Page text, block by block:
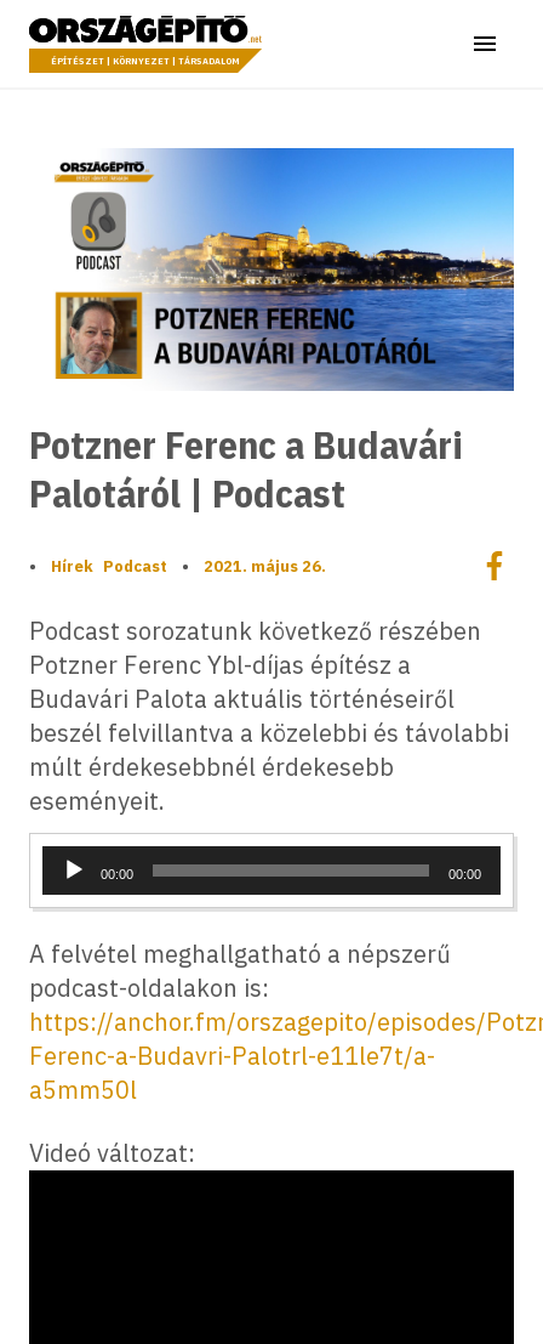
a tartalomhoz
Országépítő
ÉPÍTÉSZET | KÖRNYEZET | TÁRSADALOM Menü
Potzner Ferenc a Budavári
Palotáról | Podcast
• Hírek Podcast • 2021. május 26.
Podcast sorozatunk következő részében
Potzner Ferenc Ybl-díjas építész a
Budavári Palota aktuális történéseiről
beszél felvillantva a közelebbi és távolabbi
múlt érdekesebbnél érdekesebb
eseményeit.
Audió
lejátszó00:00 00:00
A felvétel meghallgatható a népszerű
podcast-oldalakon is:
https://anchor.fm/orszagepito/episodes/
Ferenc-a-Budavri-Palotrl-e11le7t/a-
a5mm50l
Videó változat: